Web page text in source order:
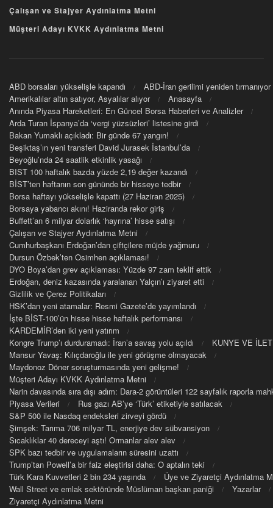
Çalışan ve Stajyer Aydınlatma Metni
Müşteri Adayı KVKK Aydınlatma Metni
ABD borsaları yükselişle kapandı
ABD-İran gerilimi yeniden tırmanıyor
Amerikalılar altın satıyor, Asyalılar alıyor
Anasayfa
Anında Piyasa Hareketleri: En Güncel Borsa Haberleri ve Analizler
Arda Turan İspanya’da ‘vergi yüzsüzleri’ listesine girdi
Bakan Yumaklı açıkladı: Bir günde 67 yangın!
Beşiktaş’ın yeni transferi David Jurasek İstanbul’da
Beyoğlu’nda 24 saatlik etkinlik yasağı
BIST 100 haftalık bazda yüzde 2,19 değer kazandı
BİST’ten haftanın son gününde bir hisseye tedbir
Borsa haftayı yükselişle kapattı (27 Haziran 2025)
Borsaya yabancı akını! Haziranda rekor giriş
Buffett’an 6 milyar dolarlık ‘hayrına’ hisse satışı
Çalışan ve Stajyer Aydınlatma Metni
Cumhurbaşkanı Erdoğan’dan çiftçilere müjde yağmuru
Dursun Özbek’ten Osimhen açıklaması!
DYO Boya’dan grev açıklaması: Yüzde 97 zam teklif ettik
Erdoğan, deniz kazasında yaralanan Yalçın’ı ziyaret etti
Gizlilik ve Çerez Politikaları
HSK’dan yeni atamalar: Resmi Gazete’de yayımlandı
İşte BİST-100’ün hisse hisse haftalık performansı
KARDEMİR’den iki yeni yatırım
Kongre Trump’ı durduramadı: İran’a savaş yolu açıldı
KUNYE VE
Mansur Yavaş: Kılıçdaroğlu ile yeni görüşme olmayacak
Maydonoz Döner soruşturmasında yeni gelişme!
Müşteri Adayı KVKK Aydınlatma Metni
Narin davasında sıra dışı adım: Dara-2 görüntüleri 122 sayfalık raporla
Piyasa Verileri
Rus gazı AB’ye ‘Türk’ etiketiyle satılacak
S&P 500 ile Nasdaq endeksleri zirveyi gördü
Şimşek: Tarıma 706 milyar TL, enerjiye dev sübvansiyon
Sıcaklıklar 40 dereceyi aştı! Ormanlar alev alev
SPK bazı tedbir ve uygulamaların süresini uzattı
Trump’tan Powell’a bir faiz eleştirisi daha: O aptalın teki
Türk Kara Kuvvetleri 2 bin 234 yaşında
Üye ve Ziyaretçi Aydınlatma
Wall Street ve emlak sektöründe Müslüman başkan paniği
Yazarlar
Ziyaretçi Aydınlatma Metni